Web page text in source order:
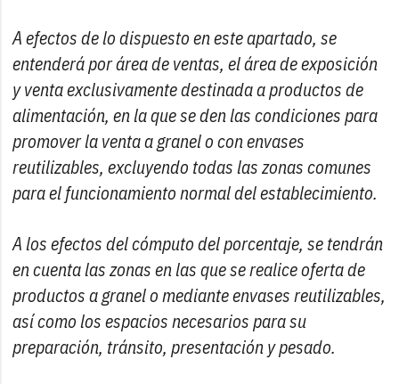
A efectos de lo dispuesto en este apartado, se
entenderá por área de ventas, el área de exposición
y venta exclusivamente destinada a productos de
alimentación, en la que se den las condiciones para
promover la venta a granel o con envases
reutilizables, excluyendo todas las zonas comunes
para el funcionamiento normal del establecimiento.
A los efectos del cómputo del porcentaje, se tendrán
en cuenta las zonas en las que se realice oferta de
productos a granel o mediante envases reutilizables,
así como los espacios necesarios para su
preparación, tránsito, presentación y pesado.